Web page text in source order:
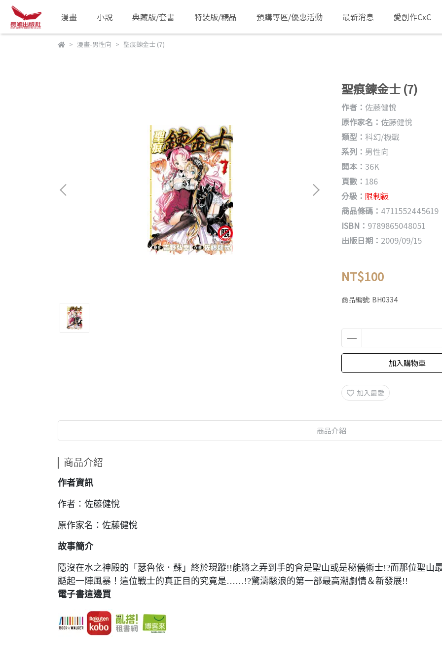
漫畫 小說 典藏版/套書 特裝版/精品 預購專區/優惠活動 最新消息 愛創作CxC
漫畫-男性向 聖痕鍊金士 (7)
聖痕鍊金士 (7)
作者： 佐藤健悅
原作家名： 佐藤健悅
類型： 科幻/機戰
系列： 男性向
開本： 36K
頁數： 186
分級： 限制級
商品條碼： 4711552445619
ISBN： 9789865048051
出版日期： 2009/09/15
NT$100
商品編號: BH0334
加入購物車
加入最愛
商品介紹
商品介紹
作者資訊
作者：佐藤健悅
原作家名：佐藤健悅
故事簡介
隱沒在水之神殿的「瑟魯依．蘇」終於現蹤!!能將之弄到手的會是聖山或是秘儀術士!?而那位聖山
颳起一陣風暴！這位戰士的真正目的究竟是……!?驚濤駭浪的第一部最高潮劇情＆新發展!!
電子書這邊買